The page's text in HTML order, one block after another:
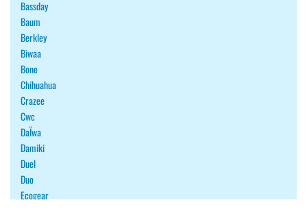
Bassday
Baum
Berkley
Biwaa
Bone
Chihuahua
Crazee
Cwc
DaÏwa
Damiki
Duel
Duo
Ecogear